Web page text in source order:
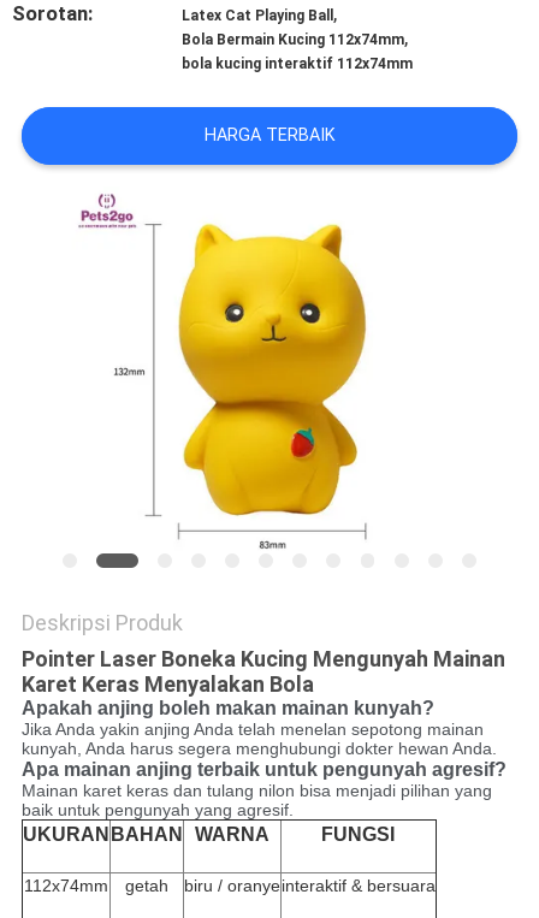
PRIVACY
POLICY
Sorotan: Latex Cat Playing Ball ,
Bola Bermain Kucing 112x74mm,
bola kucing interaktif 112x74mm
HARGA TERBAIK
Deskripsi Produk
Pointer Laser Boneka Kucing Mengunyah Mainan
Karet Keras Menyalakan Bola
Apakah anjing boleh makan mainan kunyah?
Jika Anda yakin anjing Anda telah menelan sepotong mainan
kunyah, Anda harus segera menghubungi dokter hewan Anda.
Apa mainan anjing terbaik untuk pengunyah agresif?
Mainan karet keras dan tulang nilon bisa menjadi pilihan yang
baik untuk pengunyah yang agresif.
UKURAN BAHAN WARNA FUNGSI
112x74mm getah biru / oranyeinteraktif & bersuara